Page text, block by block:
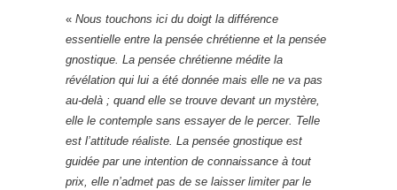
« Nous touchons ici du doigt la différence
essentielle entre la pensée chrétienne et la pensée
gnostique. La pensée chrétienne médite la
révélation qui lui a été donnée mais elle ne va pas
au-delà ; quand elle se trouve devant un mystère,
elle le contemple sans essayer de le percer. Telle
est l’attitude réaliste. La pensée gnostique est
guidée par une intention de connaissance à tout
prix, elle n’admet pas de se laisser limiter par le